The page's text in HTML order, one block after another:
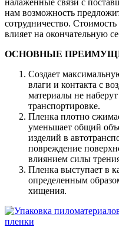
нам возможность
сотрудничество.
влияет на окончательную
ОСНОВНЫЕ
Создает
влаги и контакта с
материалы не
транспортировке.
Пленка плотно
уменьшает общий
изделий в
повреждение
влиянием силы
Пленка выступает в
определенным
хищения.